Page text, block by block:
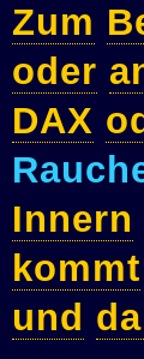
Zum
oder
DAX
Innern
kommt
und